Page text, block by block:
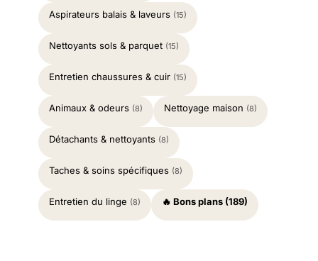
Aspirateurs balais & laveurs (15)
Nettoyants sols & parquet (15)
Entretien chaussures & cuir (15)
Animaux & odeurs (8) Nettoyage maison (8)
Détachants & nettoyants (8)
Taches & soins spécifiques (8)
Entretien du linge (8) 🔥 Bons plans (189)